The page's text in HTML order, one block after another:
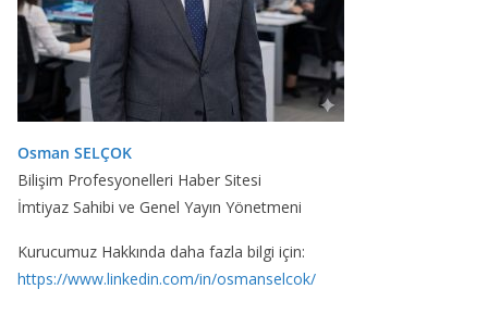
Osman SELÇOK
Bilişim Profesyonelleri Haber Sitesi
İmtiyaz Sahibi ve Genel Yayın Yönetmeni
Kurucumuz Hakkında daha fazla bilgi için:
https://www.linkedin.com/in/osmanselcok/